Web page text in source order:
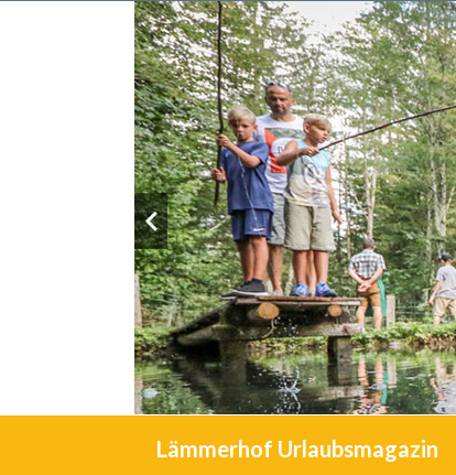
Lämmerhof Urlaubsmagazin